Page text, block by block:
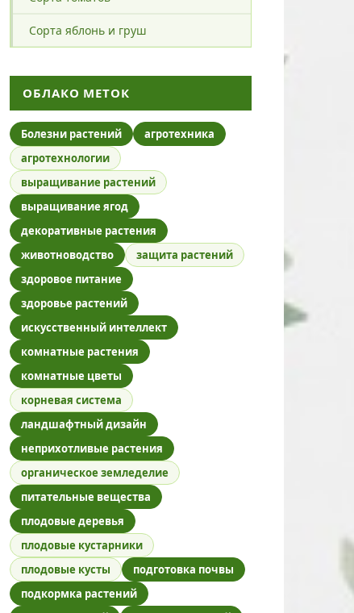
Сорта яблонь и груш
ОБЛАКО МЕТОК
Болезни растений
агротехника
агротехнологии
выращивание растений
выращивание ягод
декоративные растения
животноводство
защита растений
здоровое питание
здоровье растений
искусственный интеллект
комнатные растения
комнатные цветы
корневая система
ландшафтный дизайн
неприхотливые растения
органическое земледелие
питательные вещества
плодовые деревья
плодовые кустарники
плодовые кусты
подготовка почвы
подкормка растений